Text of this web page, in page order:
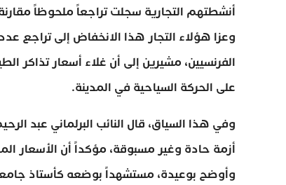
أنشطتهم التجارية سجلت تراجعاً ملحوظاً
وعزا هؤلاء التجار هذا الانخفاض إلى تراجع
الفرنسيين، مشيرين إلى أن غلاء أسعار تذاكر
على الحركة السياحية في المدينة.
وفي هذا السياق، قال النائب البرلماني عبد
أزمة حادة وغير مسبوقة، مؤكداً أن الأسعار
وأوضح بوعيدة، مستشهداً بوضعه كأستاذ